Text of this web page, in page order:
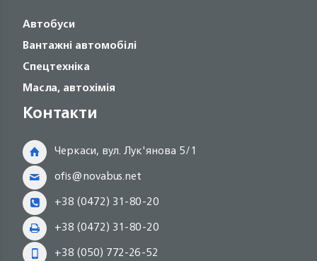
Автобуси
Вантажні автомобілі
Спецтехніка
Масла, автохімія
Контакти
Черкаси, вул. Лук'янова 5/1
ofis@novabus.net
+38 (0472) 31-80-20
+38 (0472) 31-80-20
+38 (050) 772-26-52